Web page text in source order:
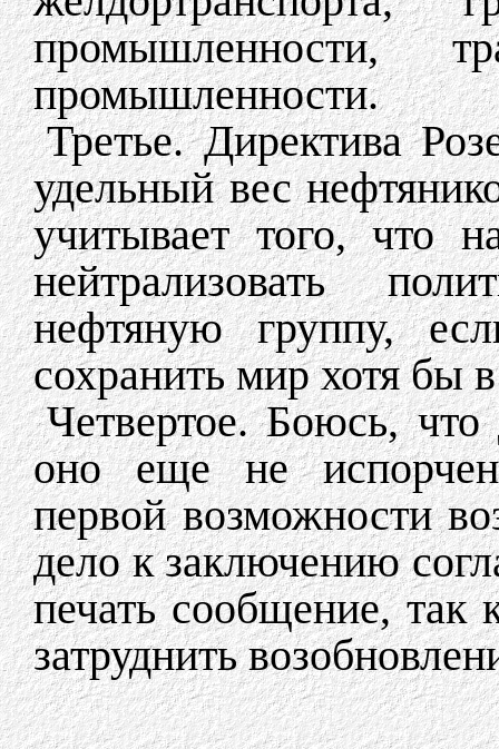
промышленности,
промышленности.
Третье. Директива
удельный вес
учитывает того, что
нейтрализовать
нефтяную группу,
сохранить мир хотя бы
Четвертое. Боюсь,
оно еще не
первой возможности
дело к заключению
печать сообщение, так
затруднить